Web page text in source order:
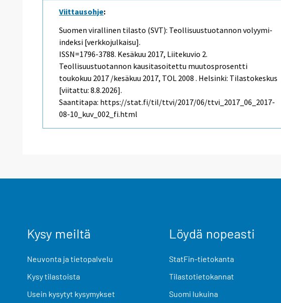
Viittausohje:
Suomen virallinen tilasto (SVT): Teollisuustuotannon volyymi-
indeksi [verkkojulkaisu].
ISSN=1796-3788. Kesäkuu 2017, Liitekuvio 2.
Teollisuustuotannon kausitasoitettu muutosprosentti
toukokuu 2017 /kesäkuu 2017, TOL 2008 . Helsinki: Tilastokeskus
[viitattu: 8.8.2026].
Saantitapa: https://stat.fi/til/ttvi/2017/06/ttvi_2017_06_2017-
08-10_kuv_002_fi.html
Kysy meiltä
Neuvonta ja tietopalvelu
Kysy tilastoista
Usein kysytyt kysymykset
Löydä nopeasti
StatFin-tietokanta
Tilastotietokannat
Suomi lukuina